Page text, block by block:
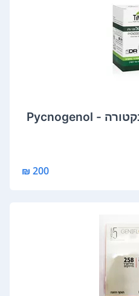
פיקנוגנול 120 מ"ג טינקטורה - Pycnogenol
200 ₪